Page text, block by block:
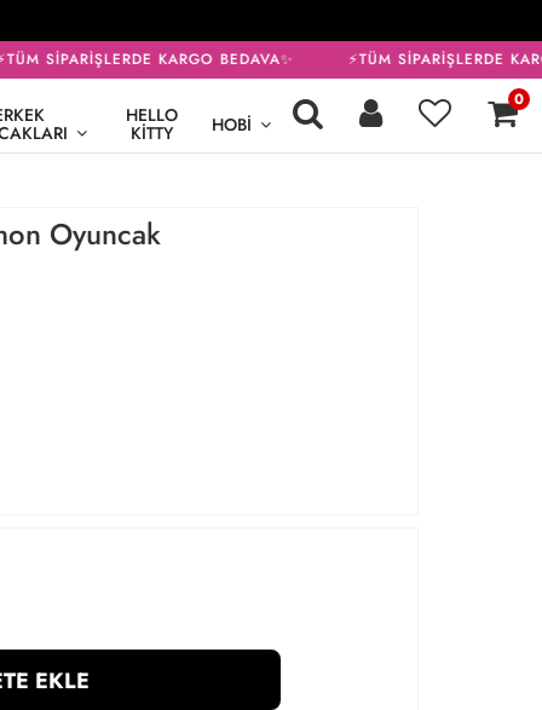
SİPARİŞLERDE KARGO BEDAVA✨ ⚡TÜM SİPARİŞLERDE
HELLO
KITTY HOBI
0
Oyuncak
EKLE